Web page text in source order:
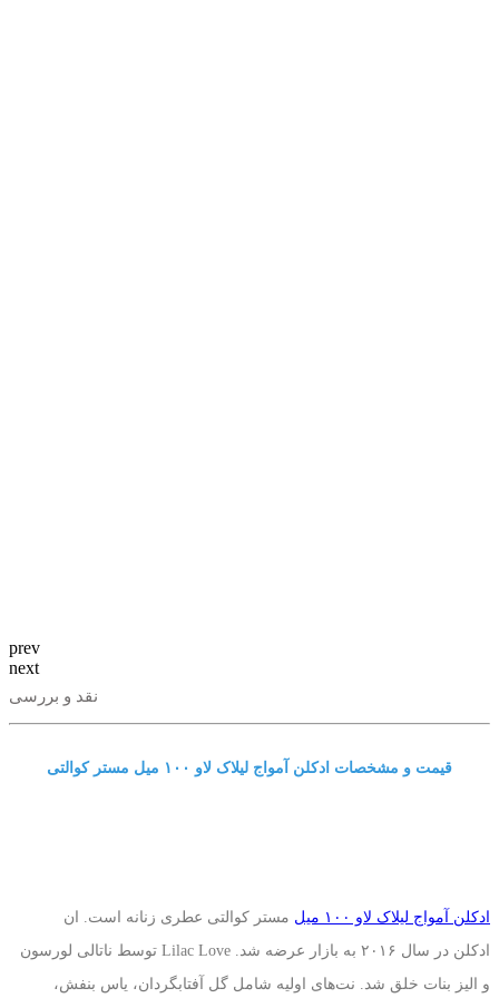
prev
next
نقد و بررسی
قیمت و مشخصات ادکلن آمواج لیلاک لاو ١٠٠ میل مستر کوالتی
ادکلن آمواج لیلاک لاو ١٠٠ میل
مستر کوالتی عطری زنانه است. ان
ادکلن در سال ۲۰۱۶ به بازار عرضه شد. Lilac Love توسط ناتالی لورسون
و الیز بنات خلق شد. نت‌های اولیه شامل گل آفتابگردان، یاس بنفش،